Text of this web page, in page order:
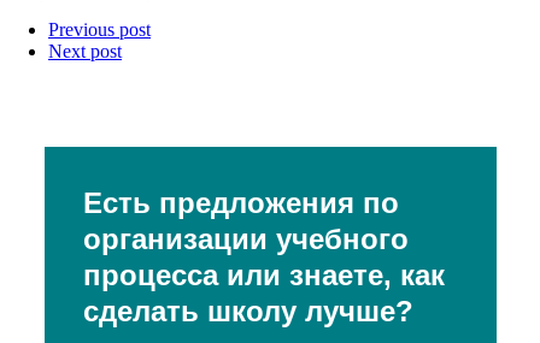
Previous post
Next post
Есть предложения по
организации учебного
процесса или знаете, как
сделать школу лучше?